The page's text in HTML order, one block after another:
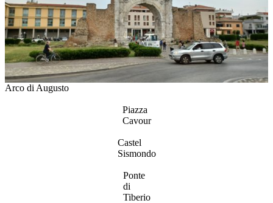
Arco di Augusto
Piazza
Cavour
Castel
Sismondo
Ponte
di
Tiberio